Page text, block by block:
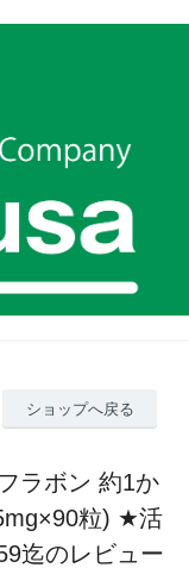
ショップへ戻る
ラボン 約1か
粒) ★活
迄のレビュー